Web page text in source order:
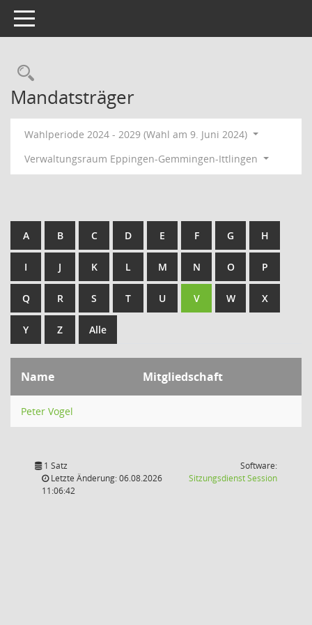
Toggle navigation
Rechercheauswahl
Mandatsträger
Wahlperiode 2024 - 2029 (Wahl am 9. Juni 2024)
Verwaltungsraum Eppingen-Gemmingen-Ittlingen
A B C D E F G H
I J K L M N O P
Q R S T U V W X
Y Z Alle
Name Mitgliedschaft
Peter Vogel
1 Satz
Letzte Änderung: 06.08.2026
11:06:42
Software:
SitzungsdienstSession(Wird in